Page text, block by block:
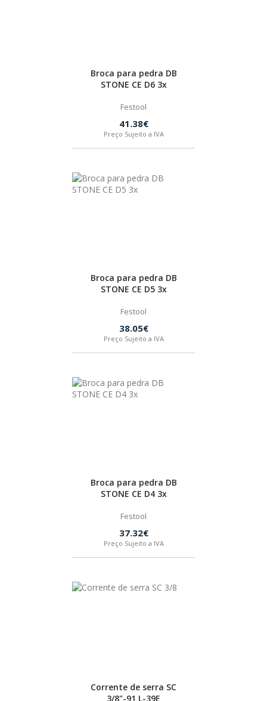
Broca para pedra DB
STONE CE D6 3x
Festool
41.38€
Preço Sujeito a IVA
Broca para pedra DB
STONE CE D5 3x
Festool
38.05€
Preço Sujeito a IVA
Broca para pedra DB
STONE CE D4 3x
Festool
37.32€
Preço Sujeito a IVA
Corrente de serra SC
3/8"-91 L-39E